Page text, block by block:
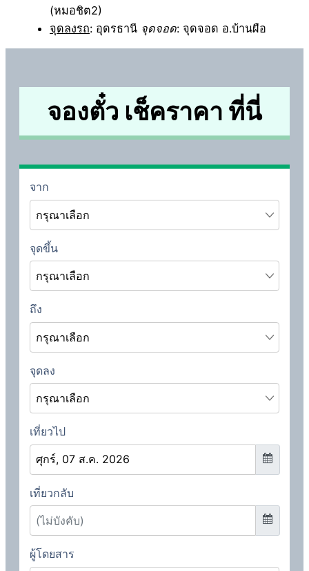
(หมอชิต2)
จุดลงรถ: อุดรธานี จุดจอด: จุดจอด อ.บ้านผือ
จองตั๋ว เช็คราคา ที่นี่